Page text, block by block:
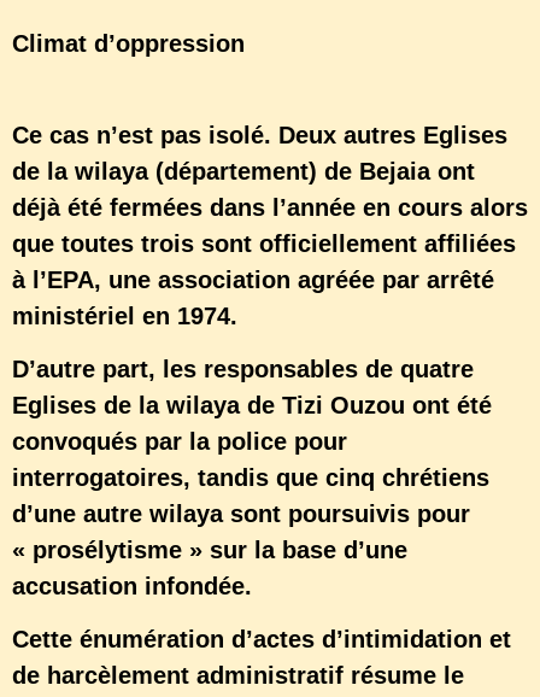
Climat d’oppression
Ce cas n’est pas isolé. Deux autres Eglises
de la wilaya (département) de Bejaia ont
déjà été fermées dans l’année en cours alors
que toutes trois sont officiellement affiliées
à l’EPA, une association agréée par arrêté
ministériel en 1974.
D’autre part, les responsables de quatre
Eglises de la wilaya de Tizi Ouzou ont été
convoqués par la police pour
interrogatoires, tandis que cinq chrétiens
d’une autre wilaya sont poursuivis pour
« prosélytisme » sur la base d’une
accusation infondée.
Cette énumération d’actes d’intimidation et
de harcèlement administratif résume le